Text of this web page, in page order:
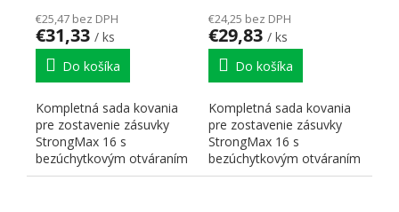
€25,47 bez DPH
€31,33 / ks
Do košíka
Kompletná sada kovania
pre zostavenie zásuvky
StrongMax 16 s
bezúchytkovým otváraním
"PUSH". Nutné doplniť
€24,25 bez DPH
€29,83 / ks
Do košíka
Kompletná sada kovania
pre zostavenie zásuvky
StrongMax 16 s
bezúchytkovým otváraním
"PUSH". Nutné doplniť